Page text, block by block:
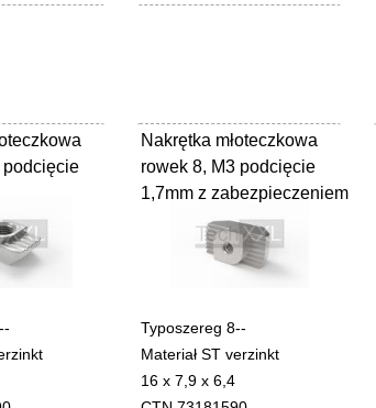
podcięcie
Nakrętka młoteczkowa
rowek 8, M3 podcięcie
1,7mm z zabezpieczeniem
Typoszereg 8--
Materiał ST verzinkt
16 x 7,9 x 6,4